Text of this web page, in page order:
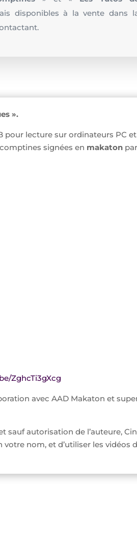
disponibles à la vente dans
».
pour lecture sur ordinateurs PC
signées en makaton
ZghcTi3gXcg
avec AAD Makaton et
sauf autorisation de l’auteure,
votre nom, et d’utiliser les